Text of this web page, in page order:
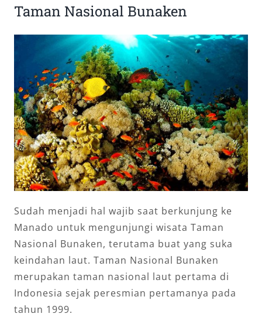
Taman Nasional Bunaken
Sudah menjadi hal wajib saat berkunjung ke
Manado untuk mengunjungi wisata Taman
Nasional Bunaken, terutama buat yang suka
keindahan laut. Taman Nasional Bunaken
merupakan taman nasional laut pertama di
Indonesia sejak peresmian pertamanya pada
tahun 1999.